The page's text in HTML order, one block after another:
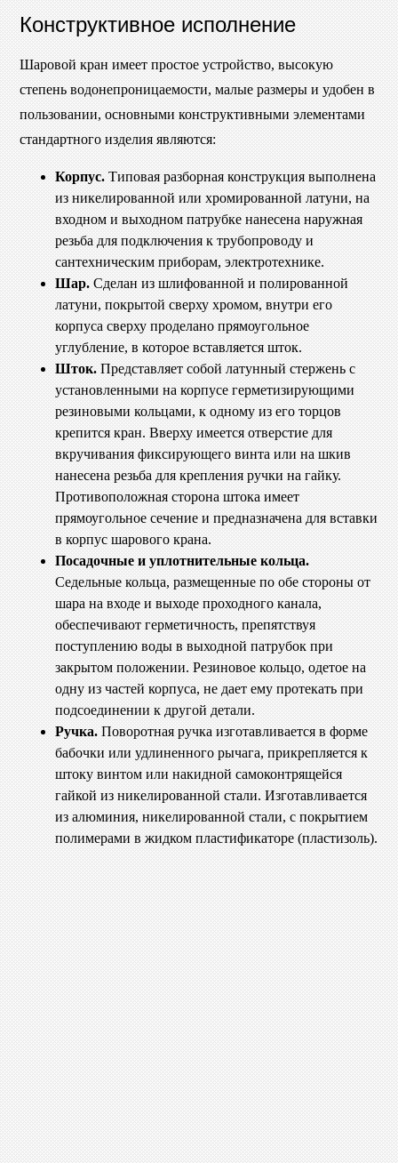
Конструктивное исполнение
Шаровой кран имеет простое устройство, высокую
степень водонепроницаемости, малые размеры и удобен в
пользовании, основными конструктивными элементами
стандартного изделия являются:
Корпус. Типовая разборная конструкция выполнена
из никелированной или хромированной латуни, на
входном и выходном патрубке нанесена наружная
резьба для подключения к трубопроводу и
сантехническим приборам, электротехнике.
Шар. Сделан из шлифованной и полированной
латуни, покрытой сверху хромом, внутри его
корпуса сверху проделано прямоугольное
углубление, в которое вставляется шток.
Шток. Представляет собой латунный стержень с
установленными на корпусе герметизирующими
резиновыми кольцами, к одному из его торцов
крепится кран. Вверху имеется отверстие для
вкручивания фиксирующего винта или на шкив
нанесена резьба для крепления ручки на гайку.
Противоположная сторона штока имеет
прямоугольное сечение и предназначена для вставки
в корпус шарового крана.
Посадочные и уплотнительные кольца.
Седельные кольца, размещенные по обе стороны от
шара на входе и выходе проходного канала,
обеспечивают герметичность, препятствуя
поступлению воды в выходной патрубок при
закрытом положении. Резиновое кольцо, одетое на
одну из частей корпуса, не дает ему протекать при
подсоединении к другой детали.
Ручка. Поворотная ручка изготавливается в форме
бабочки или удлиненного рычага, прикрепляется к
штоку винтом или накидной самоконтрящейся
гайкой из никелированной стали. Изготавливается
из алюминия, никелированной стали, с покрытием
полимерами в жидком пластификаторе (пластизоль).